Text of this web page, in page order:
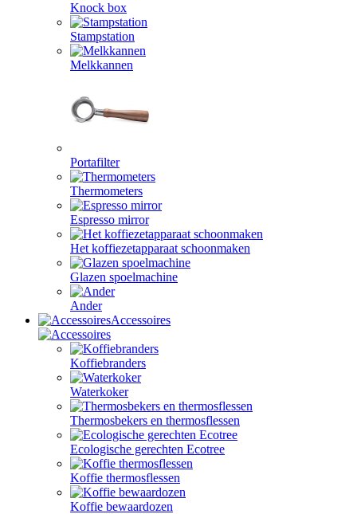
Knock box
Stampstation
Melkkannen
Portafilter
Thermometers
Espresso mirror
Het koffiezetapparaat schoonmaken
Glazen spoelmachine
Ander
Accessoires
Koffiebranders
Waterkoker
Thermosbekers en thermosflessen
Ecologische gerechten Ecotree
Koffie thermosflessen
Koffie bewaardozen